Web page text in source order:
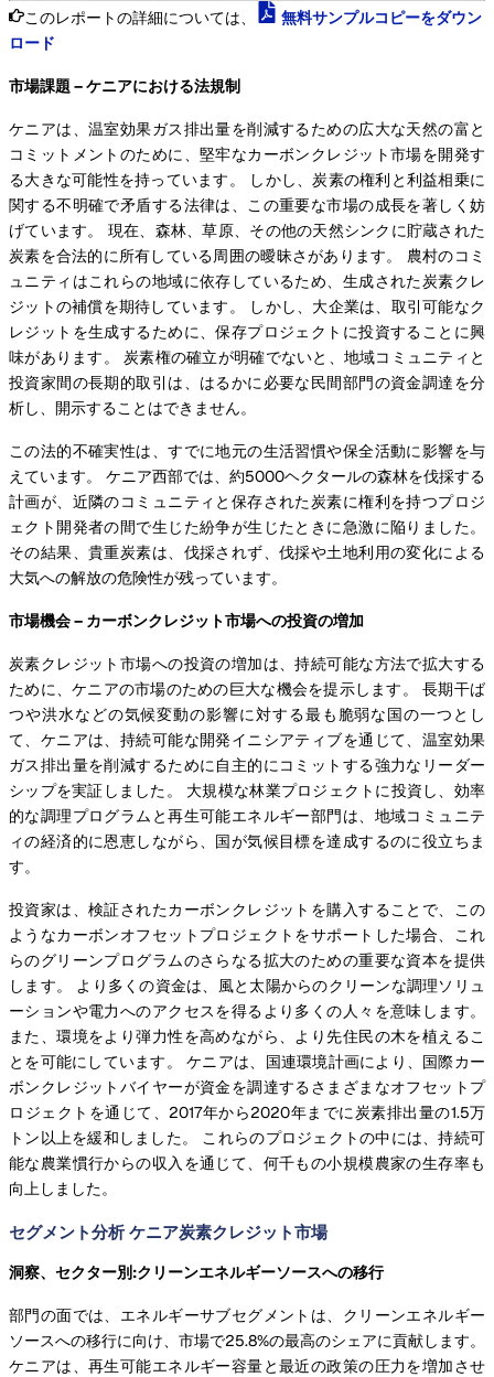
このレポートの詳細については、
無料サンプルコピーをダウン
ロード
市場課題 – ケニアにおける法規制
ケニアは、温室効果ガス排出量を削減するための広大な天然の富と
コミットメントのために、堅牢なカーボンクレジット市場を開発す
る大きな可能性を持っています。 しかし、炭素の権利と利益相乗に
関する不明確で矛盾する法律は、この重要な市場の成長を著しく妨
げています。 現在、森林、草原、その他の天然シンクに貯蔵された
炭素を合法的に所有している周囲の曖昧さがあります。 農村のコミ
ュニティはこれらの地域に依存しているため、生成された炭素クレ
ジットの補償を期待しています。 しかし、大企業は、取引可能なク
レジットを生成するために、保存プロジェクトに投資することに興
味があります。 炭素権の確立が明確でないと、地域コミュニティと
投資家間の長期的取引は、はるかに必要な民間部門の資金調達を分
析し、開示することはできません。
この法的不確実性は、すでに地元の生活習慣や保全活動に影響を与
えています。 ケニア西部では、約5000ヘクタールの森林を伐採する
計画が、近隣のコミュニティと保存された炭素に権利を持つプロジ
ェクト開発者の間で生じた紛争が生じたときに急激に陥りました。
その結果、貴重炭素は、伐採されず、伐採や土地利用の変化による
大気への解放の危険性が残っています。
市場機会 – カーボンクレジット市場への投資の増加
炭素クレジット市場への投資の増加は、持続可能な方法で拡大する
ために、ケニアの市場のための巨大な機会を提示します。 長期干ば
つや洪水などの気候変動の影響に対する最も脆弱な国の一つとし
て、ケニアは、持続可能な開発イニシアティブを通じて、温室効果
ガス排出量を削減するために自主的にコミットする強力なリーダー
シップを実証しました。 大規模な林業プロジェクトに投資し、効率
的な調理プログラムと再生可能エネルギー部門は、地域コミュニテ
ィの経済的に恩恵しながら、国が気候目標を達成するのに役立ちま
す。
投資家は、検証されたカーボンクレジットを購入することで、この
ようなカーボンオフセットプロジェクトをサポートした場合、これ
らのグリーンプログラムのさらなる拡大のための重要な資本を提供
します。 より多くの資金は、風と太陽からのクリーンな調理ソリュ
ーションや電力へのアクセスを得るより多くの人々を意味します。
また、環境をより弾力性を高めながら、より先住民の木を植えるこ
とを可能にしています。 ケニアは、国連環境計画により、国際カー
ボンクレジットバイヤーが資金を調達するさまざまなオフセットプ
ロジェクトを通じて、2017年から2020年までに炭素排出量の1.5万
トン以上を緩和しました。 これらのプロジェクトの中には、持続可
能な農業慣行からの収入を通じて、何千もの小規模農家の生存率も
向上しました。
セグメント分析 ケニア炭素クレジット市場
洞察、セクター別:クリーンエネルギーソースへの移行
部門の面では、エネルギーサブセグメントは、クリーンエネルギー
ソースへの移行に向け、市場で25.8%の最高のシェアに貢献します。
ケニアは、再生可能エネルギー容量と最近の政策の圧力を増加させ